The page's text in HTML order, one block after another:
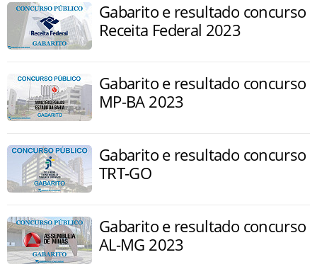
Gabarito e resultado concurso
Receita Federal 2023
Gabarito e resultado concurso
MP-BA 2023
Gabarito e resultado concurso
TRT-GO
Gabarito e resultado concurso
AL-MG 2023